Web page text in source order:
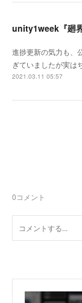
unity1week『廻
進捗更新の気力も、
ぎていましたが実は
2021.03.11 05:57
0コメント